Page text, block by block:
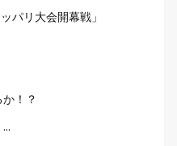
パリ大会開幕戦」
！？